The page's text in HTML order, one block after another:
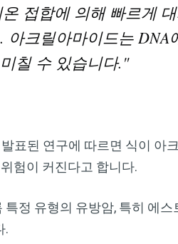
접합에 의해 빠르게
크릴아마이드는 DNA
칠 수 있습니다."
표된 연구에 따르면 식이 아
험이 커진다고 합니다.
정 유형의 유방암, 특히 에
.